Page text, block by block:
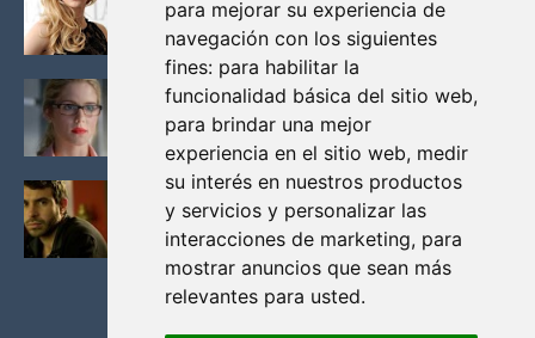
para mejorar su experiencia de
navegación con los siguientes
fines: para habilitar la
funcionalidad básica del sitio web,
para brindar una mejor
experiencia en el sitio web, medir
su interés en nuestros productos
y servicios y personalizar las
interacciones de marketing, para
mostrar anuncios que sean más
relevantes para usted.
VIKINGOS
Junio 14, 2013
FELICITY (EMILY BETT RICKARDS), LAS FOTOS
MAS BONITAS DE LA ALIADA DE ARROW
Noviembre 30, 2013
BLACK MIRROR: TODA TU HISTORIA. EPISODIO 3.
LA CRITICA
Mayo 17, 2012